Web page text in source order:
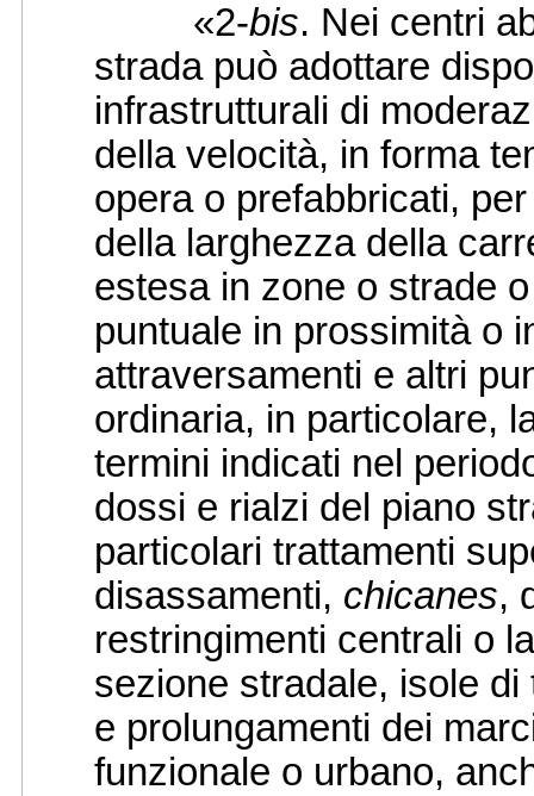
«2-bis. Nei centri
strada può adottare
infrastrutturali di
della velocità, in forma
opera o prefabbricati,
della larghezza della
estesa in zone o strade
puntuale in prossimità o
attraversamenti e altri
ordinaria, in particolare,
termini indicati nel
dossi e rialzi del piano
particolari trattamenti
disassamenti, chicanes,
restringimenti centrali o
sezione stradale, isole
e prolungamenti dei
funzionale o urbano,